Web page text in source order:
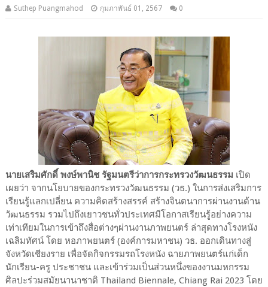
Suthep Puangmahod กุมภาพันธ์ 01, 2567 0
นายเสริมศักดิ์ พงษ์พานิช รัฐมนตรีว่าการกระทรวงวัฒนธรรม เปิด
เผยว่า จากนโยบายของกระทรวงวัฒนธรรม (วธ.) ในการส่งเสริมการ
เรียนรู้แลกเปลี่ยน ความคิดสร้างสรรค์ สร้างจินตนาการผ่านงานด้าน
วัฒนธรรม รวมไปถึงเยาวชนทั่วประเทศมีโอกาสเรียนรู้อย่างความ
เท่าเทียมในการเข้าถึงสื่อต่างๆผ่านงานภาพยนตร์ ล่าสุดทางโรงหนัง
เฉลิมทัศน์ โดย หอภาพยนตร์ (องค์การมหาชน) วธ. ออกเดินทางสู่
จังหวัดเชียงราย เพื่อจัดกิจกรรมรถโรงหนัง ฉายภาพยนตร์แก่เด็ก
นักเรียน-ครู ประชาชน และเข้าร่วมเป็นส่วนหนึ่งของงานมหกรรม
ศิลปะร่วมสมัยนานาชาติ Thailand Biennale, Chiang Rai 2023 โดย